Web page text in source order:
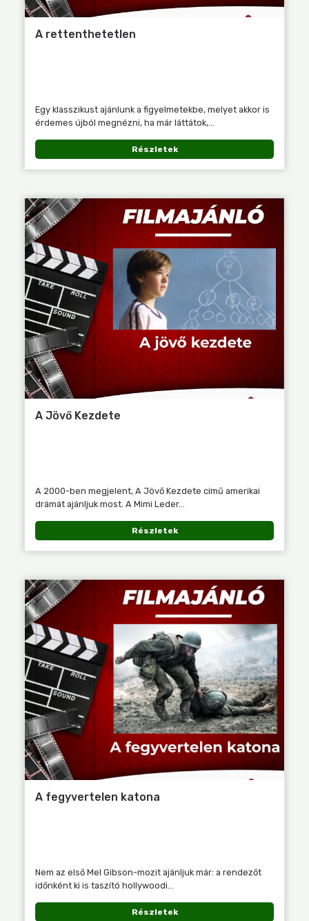
A rettenthetetlen
Egy klasszikust ajánlunk a figyelmetekbe, melyet akkor is
érdemes újból megnézni, ha már láttátok,...
Részletek
A Jövő Kezdete
A 2000-ben megjelent, A Jövő Kezdete című amerikai
drámát ajánljuk most. A Mimi Leder...
Részletek
A fegyvertelen katona
Nem az első Mel Gibson-mozit ajánljuk már: a rendezőt
időnként ki is taszító hollywoodi...
Részletek